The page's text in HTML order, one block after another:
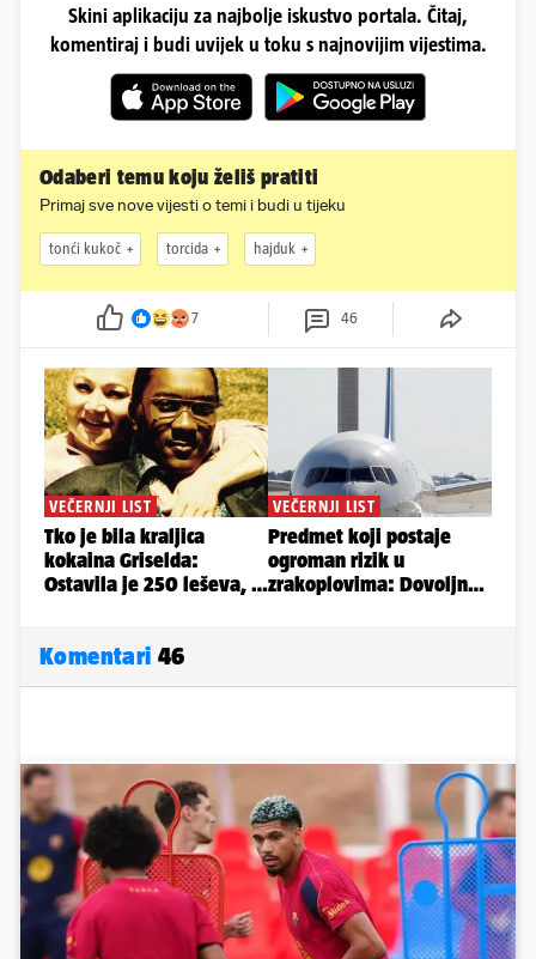
Skini aplikaciju za najbolje iskustvo portala. Čitaj,
komentiraj i budi uvijek u toku s najnovijim vijestima.
Odaberi temu koju želiš pratiti
Primaj sve nove vijesti o temi i budi u tijeku
tonći kukoč torcida hajduk
7 46
Komentari 46